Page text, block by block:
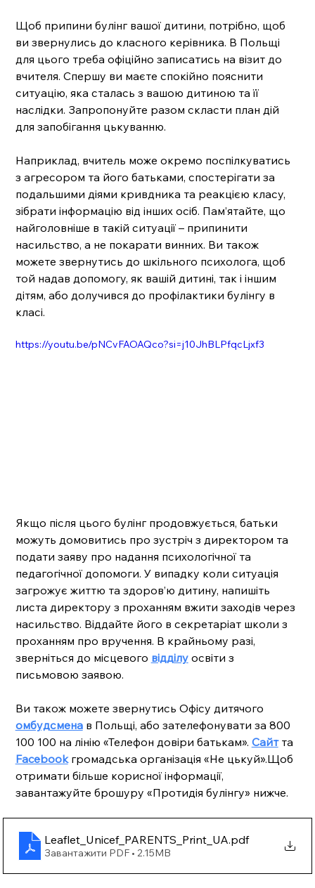
Щоб припини булінг вашої дитини, потрібно, щоб
ви звернулись до класного керівника. В Польщі
для цього треба офіційно записатись на візит до
вчителя. Спершу ви маєте спокійно пояснити
ситуацію, яка сталась з вашою дитиною та її
наслідки. Запропонуйте разом скласти план дій
для запобігання цькуванню.
Наприклад, вчитель може окремо поспілкуватись
з агресором та його батьками, спостерігати за
подальшими діями кривдника та реакцією класу,
зібрати інформацію від інших осіб. Пам’ятайте, що
найголовніше в такій ситуації – припинити
насильство, а не покарати винних. Ви також
можете звернутись до шкільного психолога, щоб
той надав допомогу, як вашій дитині, так і іншим
дітям, або долучився до профілактики булінгу в
класі.
https://youtu.be/pNCvFAOAQco?si=j10JhBLPfqcLjxf3
Якщо після цього булінг продовжується, батьки
можуть домовитись про зустріч з директором та
подати заяву про надання психологічної та
педагогічної допомоги. У випадку коли ситуація
загрожує життю та здоров’ю дитину, напишіть
листа директору з проханням вжити заходів через
насильство. Віддайте його в секретаріат школи з
проханням про вручення. В крайньому разі,
зверніться до місцевого відділу освіти з
письмовою заявою.
Ви також можете звернутись Офісу дитячого
омбудсмена в Польщі, або зателефонувати за 800
100 100 на лінію «Телефон довіри батькам». Сайт та
Facebook громадська організація «Не цькуй».Щоб
отримати більше корисної інформації,
завантажуйте брошуру «Протидія булінгу» нижче.
Leaflet_Unicef_PARENTS_Print_UA.pdf
Завантажити PDF • 2.15MB